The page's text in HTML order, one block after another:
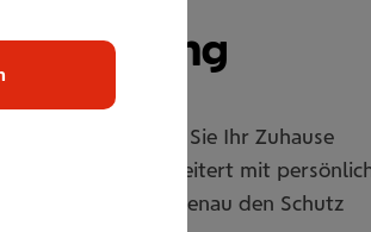
sichern Sie Ihr Zuhause
individuell erweitert mit
damit Sie genau den Schutz